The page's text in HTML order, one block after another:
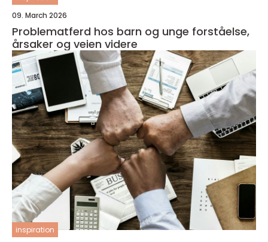
09. March 2026
Problematferd hos barn og unge forståelse,
årsaker og veien videre
inspiration